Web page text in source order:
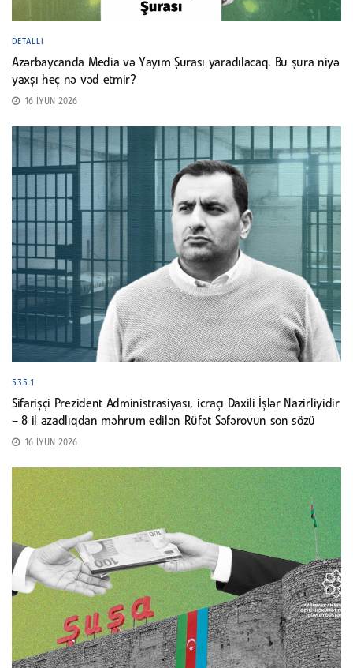
DETALLI
Azərbaycanda Media və Yayım Şurası yaradılacaq. Bu şura niyə
yaxşı heç nə vəd etmir?
16 İYUN 2026
535.1
Sifarişçi Prezident Administrasiyası, icraçı Daxili İşlər Nazirliyidir
– 8 il azadlıqdan məhrum edilən Rüfət Səfərovun son sözü
16 İYUN 2026